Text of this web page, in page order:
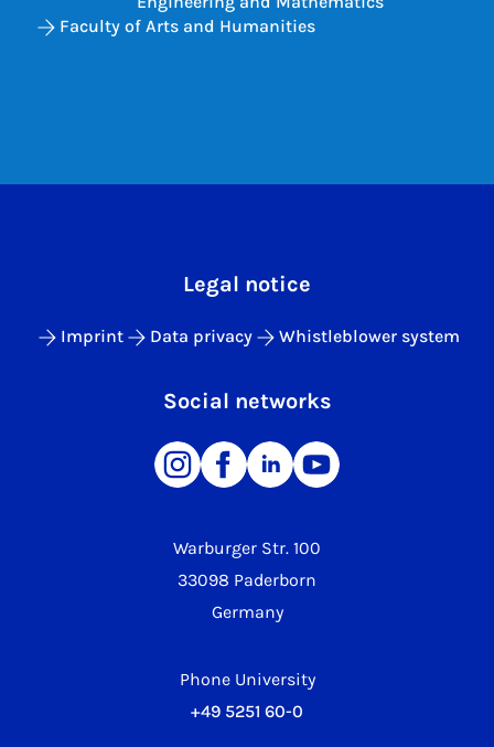
Faculty of Arts and Humanities
Warburger Str. 100
33098 Paderborn
Germany
Phone University
+49 5251 60-0
Legal notice
Imprint Data privacy Whistleblower system
Social networks